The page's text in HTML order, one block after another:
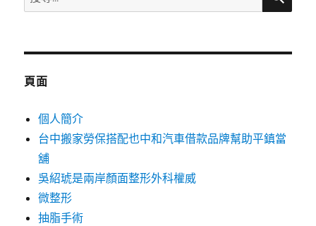
尋
鍵
頁面
個人簡介
台中搬家勞保搭配也中和汽車借款品牌幫助平鎮當
舖
吳紹琥是兩岸顏面整形外科權威
微整形
抽脂手術